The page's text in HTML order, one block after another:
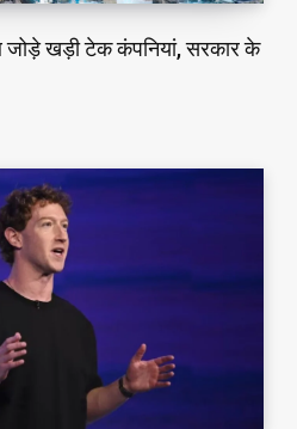
जोड़े खड़ी टेक कंपनियां, सरकार के